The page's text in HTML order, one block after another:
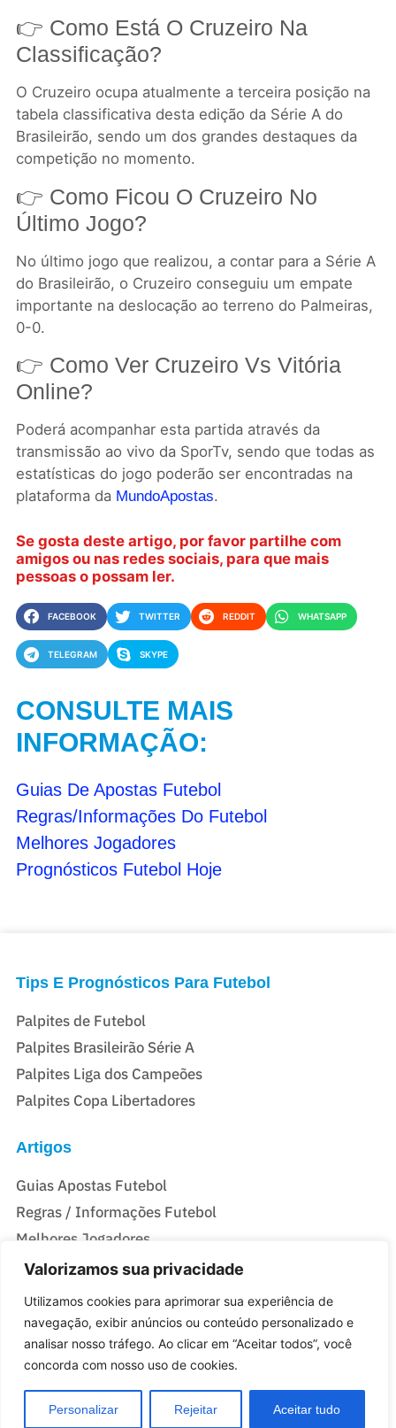
Valorizamos sua privacidade
Utilizamos cookies para aprimorar sua experiência de
navegação, exibir anúncios ou conteúdo personalizado e
analisar nosso tráfego. Ao clicar em “Aceitar todos”, você
concorda com nosso uso de cookies.
Personalizar Rejeitar Aceitar tudo
👉 Como Está O Cruzeiro Na
Classificação?
O Cruzeiro ocupa atualmente a terceira posição na
tabela classificativa desta edição da Série A do
Brasileirão, sendo um dos grandes destaques da
competição no momento.
👉 Como Ficou O Cruzeiro No
Último Jogo?
No último jogo que realizou, a contar para a Série A
do Brasileirão, o Cruzeiro conseguiu um empate
importante na deslocação ao terreno do Palmeiras,
0-0.
👉 Como Ver Cruzeiro Vs Vitória
Online?
Poderá acompanhar esta partida através da
transmissão ao vivo da SporTv, sendo que todas as
estatísticas do jogo poderão ser encontradas na
plataforma da MundoApostas.
Se gosta deste artigo, por favor partilhe com
amigos ou nas redes sociais, para que mais
pessoas o possam ler.
FACEBOOK TWITTER REDDIT WHATSAPP
TELEGRAM SKYPE
CONSULTE MAIS
INFORMAÇÃO:
Guias De Apostas Futebol
Regras/Informações Do Futebol
Melhores Jogadores
Prognósticos Futebol Hoje
Tips E Prognósticos Para Futebol
Palpites de Futebol
Palpites Brasileirão Série A
Palpites Liga dos Campeões
Palpites Copa Libertadores
Artigos
Guias Apostas Futebol
Regras / Informações Futebol
Melhores Jogadores
Casas De Apostas Do Brasil
Melhores Casas de Apostas no Brasil
Melhores sites de Apostas com Bônus no Brasil